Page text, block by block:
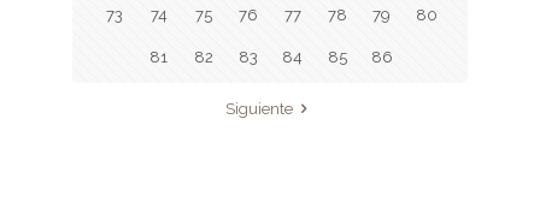
73 74 75 76 77 78 79 80
81 82 83 84 85 86
Siguiente